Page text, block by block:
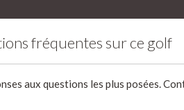
fréquentes sur ce golf
aux questions les plus posées.